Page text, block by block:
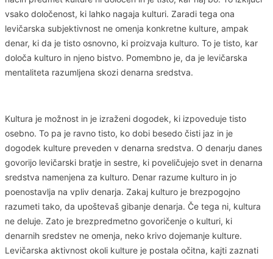
vsako določenost, ki lahko nagaja kulturi. Zaradi tega ona
levičarska subjektivnost ne omenja konkretne kulture, ampak
denar, ki da je tisto osnovno, ki proizvaja kulturo. To je tisto, kar
določa kulturo in njeno bistvo. Pomembno je, da je levičarska
mentaliteta razumljena skozi denarna sredstva.
Kultura je možnost in je izraženi dogodek, ki izpoveduje tisto
osebno. To pa je ravno tisto, ko dobi besedo čisti jaz in je
dogodek kulture preveden v denarna sredstva. O denarju danes
govorijo levičarski bratje in sestre, ki poveličujejo svet in denarna
sredstva namenjena za kulturo. Denar razume kulturo in jo
poenostavlja na vpliv denarja. Zakaj kulturo je brezpogojno
razumeti tako, da upoštevaš gibanje denarja. Če tega ni, kultura
ne deluje. Zato je brezpredmetno govoričenje o kulturi, ki
denarnih sredstev ne omenja, neko krivo dojemanje kulture.
Levičarska aktivnost okoli kulture je postala očitna, kajti zaznati